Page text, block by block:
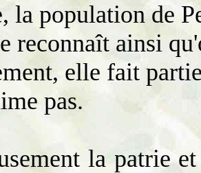
la population de
reconnaît ainsi
elle fait
pas.
la patrie